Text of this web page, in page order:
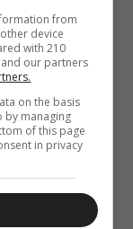
from
device
with 210
our partners
on the basis
by managing
of this page
in privacy